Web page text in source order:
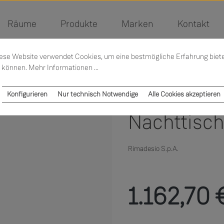
Räume Produkte Marken Kontakt
Rimadesio S.p.A.
1.162,70
Website verwendet Cookies, um eine bestmögliche Erfahrung
können. Mehr Informationen ...
Nur technisch Notwendige
Konfigurieren Alle Cookies akzeptieren